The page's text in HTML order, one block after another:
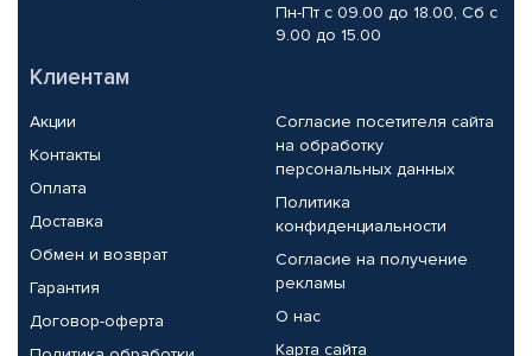
Пн-Пт с 09.00 до 18.00, Сб с
9.00 до 15.00
Клиентам
Акции
Контакты
Оплата
Доставка
Обмен и возврат
Гарантия
Договор-оферта
Согласие посетителя сайта
на обработку
персональных данных
Политика
конфиденциальности
Согласие на получение
рекламы
О нас
Карта сайта